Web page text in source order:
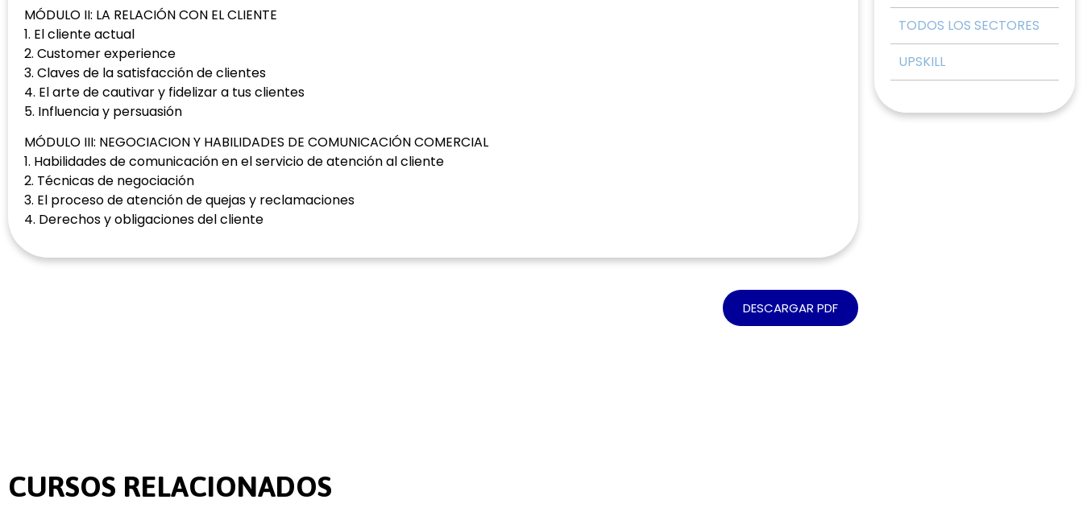
MÓDULO II: LA RELACIÓN CON EL CLIENTE
1. El cliente actual
2. Customer experience
3. Claves de la satisfacción de clientes
4. El arte de cautivar y fidelizar a tus clientes
5. Influencia y persuasión
MÓDULO III: NEGOCIACION Y HABILIDADES DE COMUNICACIÓN COMERCIAL
1. Habilidades de comunicación en el servicio de atención al cliente
2. Técnicas de negociación
3. El proceso de atención de quejas y reclamaciones
4. Derechos y obligaciones del cliente
DESCARGAR PDF
TODOS LOS SECTORES
UPSKILL
CURSOS RELACIONADOS